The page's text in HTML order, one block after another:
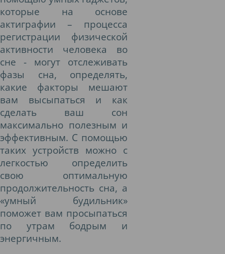
которые на основе
актиграфии – процесса
регистрации физической
активности человека во
сне - могут отслеживать
фазы сна, определять,
какие факторы мешают
вам высыпаться и как
сделать ваш сон
максимально полезным и
эффективным. С помощью
таких устройств можно с
легкостью определить
свою оптимальную
продолжительность сна, а
«умный будильник»
поможет вам просыпаться
по утрам бодрым и
энергичным.